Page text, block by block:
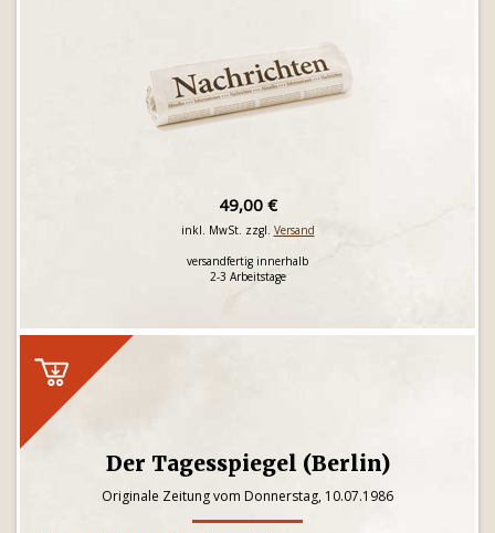
49,00 €
inkl. MwSt. zzgl. Versand
versandfertig innerhalb
2-3 Arbeitstage
Der Tagesspiegel (Berlin)
Originale Zeitung vom Donnerstag, 10.07.1986